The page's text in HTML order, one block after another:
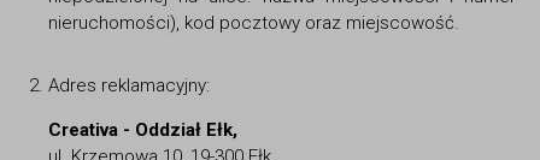
nieruchomości), kod pocztowy oraz miejscowość.
Adres reklamacyjny:
Creativa - Oddział Ełk,